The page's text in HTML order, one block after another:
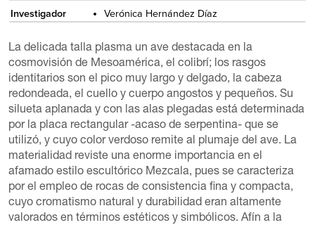
Investigador
Verónica Hernández Díaz
La delicada talla plasma un ave destacada en la
cosmovisión de Mesoamérica, el colibrí; los rasgos
identitarios son el pico muy largo y delgado, la cabeza
redondeada, el cuello y cuerpo angostos y pequeños. Su
silueta aplanada y con las alas plegadas está determinada
por la placa rectangular -acaso de serpentina- que se
utilizó, y cuyo color verdoso remite al plumaje del ave. La
materialidad reviste una enorme importancia en el
afamado estilo escultórico Mezcala, pues se caracteriza
por el empleo de rocas de consistencia fina y compacta,
cuyo cromatismo natural y durabilidad eran altamente
valorados en términos estéticos y simbólicos. Afín a la